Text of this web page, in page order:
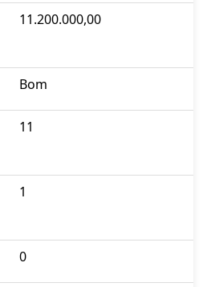
11.200.000,00
Bom
11
1
0